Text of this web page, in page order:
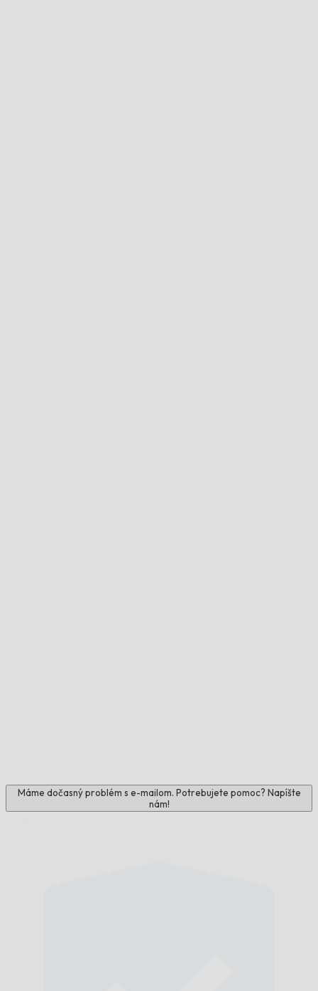
Máme dočasný problém s e-mailom. Potrebujete pomoc? Napíšte
nám!